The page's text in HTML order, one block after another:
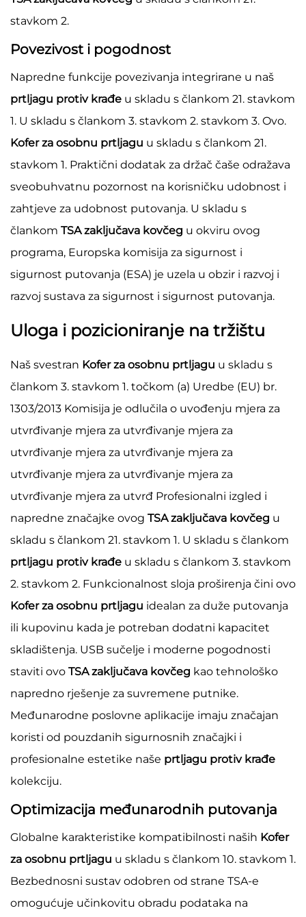
stavkom 2.
Povezivost i pogodnost
Napredne funkcije povezivanja integrirane u naš
prtljagu protiv krađe u skladu s člankom 21. stavkom
1. U skladu s člankom 3. stavkom 2. stavkom 3. Ovo.
Kofer za osobnu prtljagu u skladu s člankom 21.
stavkom 1. Praktični dodatak za držač čaše odražava
sveobuhvatnu pozornost na korisničku udobnost i
zahtjeve za udobnost putovanja. U skladu s
člankom TSA zaključava kovčeg u okviru ovog
programa, Europska komisija za sigurnost i
sigurnost putovanja (ESA) je uzela u obzir i razvoj i
razvoj sustava za sigurnost i sigurnost putovanja.
Uloga i pozicioniranje na tržištu
Naš svestran Kofer za osobnu prtljagu u skladu s
člankom 3. stavkom 1. točkom (a) Uredbe (EU) br.
1303/2013 Komisija je odlučila o uvođenju mjera za
utvrđivanje mjera za utvrđivanje mjera za
utvrđivanje mjera za utvrđivanje mjera za
utvrđivanje mjera za utvrđivanje mjera za
utvrđivanje mjera za utvrđ Profesionalni izgled i
napredne značajke ovog TSA zaključava kovčeg u
skladu s člankom 21. stavkom 1. U skladu s člankom
prtljagu protiv krađe u skladu s člankom 3. stavkom
2. stavkom 2. Funkcionalnost sloja proširenja čini ovo
Kofer za osobnu prtljagu idealan za duže putovanja
ili kupovinu kada je potreban dodatni kapacitet
skladištenja. USB sučelje i moderne pogodnosti
staviti ovo TSA zaključava kovčeg kao tehnološko
napredno rješenje za suvremene putnike.
Međunarodne poslovne aplikacije imaju značajan
koristi od pouzdanih sigurnosnih značajki i
profesionalne estetike naše prtljagu protiv krađe
kolekciju.
Optimizacija međunarodnih putovanja
Globalne karakteristike kompatibilnosti naših Kofer
za osobnu prtljagu u skladu s člankom 10. stavkom 1.
Bezbednosni sustav odobren od strane TSA-e
omogućuje učinkovitu obradu podataka na